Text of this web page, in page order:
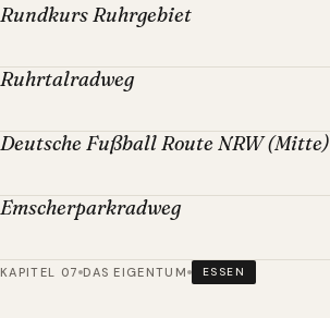
Rundkurs Ruhrgebiet
Ruhrtalradweg
Deutsche Fußball Route NRW (Mitte)
Emscherparkradweg
KAPITEL 07 DAS EIGENTUM ESSEN